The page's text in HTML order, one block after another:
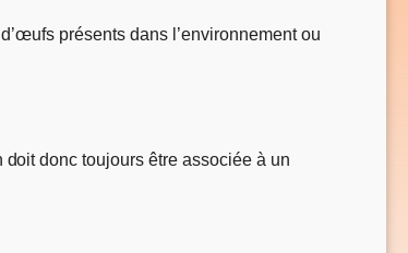
présents dans l’environnement ou
donc toujours être associée à un